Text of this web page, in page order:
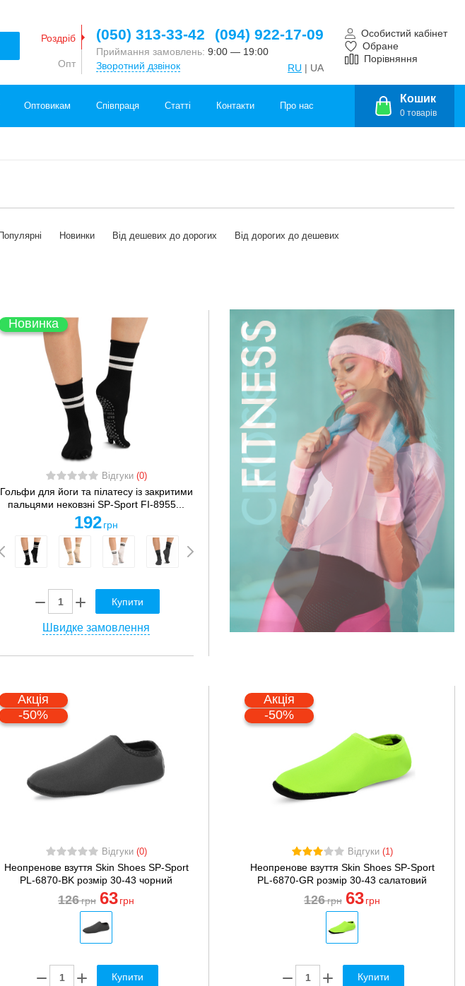
Роздріб
Опт
(050) 313-33-42 (094) 922-17-09
Приймання замовлень: 9:00 — 19:00
Зворотний дзвінок
RU | UA
Особистий кабінет
Обране
Порівняння
Оптовикам Співпраця Статті Контакти Про нас
Кошик
0 товарів
Популярні Новинки Від дешевих до дорогих Від дорогих до дешевих
Новинка
Відгуки (0)
Гольфи для йоги та пілатесу із закритими
пальцями нековзні SP-Sport FI-8955...
192 грн
Купити
Швидке замовлення
Акція
-50%
Відгуки (0)
Неопренове взуття Skin Shoes SP-Sport
PL-6870-BK розмір 30-43 чорний
126грн 63 грн
Купити
Акція
-50%
Відгуки (1)
Неопренове взуття Skin Shoes SP-Sport
PL-6870-GR розмір 30-43 салатовий
126грн 63 грн
Купити